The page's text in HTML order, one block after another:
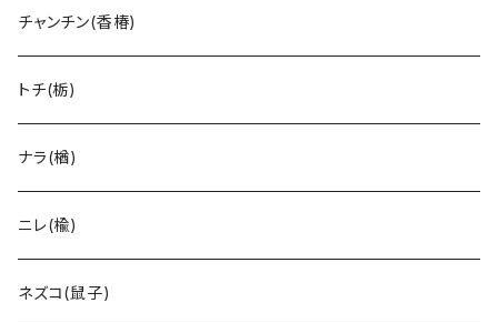
チャンチン(香椿)
トチ(栃)
ナラ(楢)
ニレ(楡)
ネズコ(鼠子)